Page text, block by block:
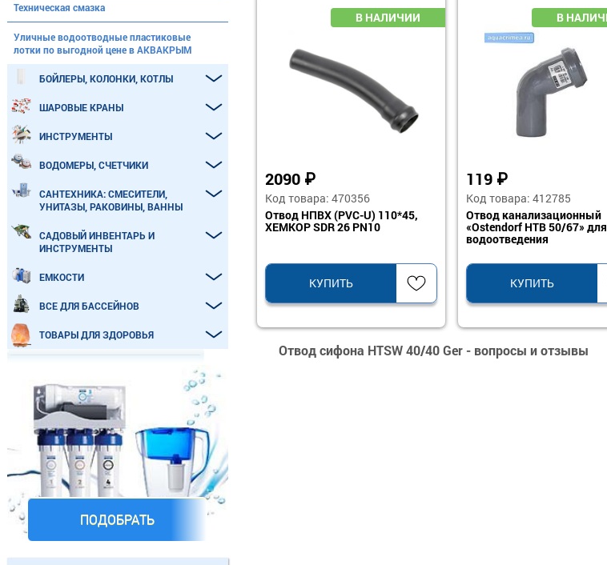
2090 ₽
Код товара: 470356
Отвод НПВХ (PVC-U) 110*45,
ХЕМКОР SDR 26 PN10
КУПИТЬ
119 ₽
Код товара: 412785
Отвод канализационный
«Ostendorf HTB 50/67» для
водоотведения
КУПИТЬ
Отвод сифона HTSW 40/40 Ger - вопросы и отзывы
Техническая смазка
Уличные водоотводные пластиковые
лотки по выгодной цене в АКВАКРЫМ
БОЙЛЕРЫ, КОЛОНКИ, КОТЛЫ
ШАРОВЫЕ КРАНЫ
ИНСТРУМЕНТЫ
ВОДОМЕРЫ, СЧЕТЧИКИ
САНТЕХНИКА: СМЕСИТЕЛИ,
УНИТАЗЫ, РАКОВИНЫ, ВАННЫ
САДОВЫЙ ИНВЕНТАРЬ И
ИНСТРУМЕНТЫ
ЕМКОСТИ
ВСЕ ДЛЯ БАССЕЙНОВ
ТОВАРЫ ДЛЯ ЗДОРОВЬЯ
ПОДОБРАТЬ